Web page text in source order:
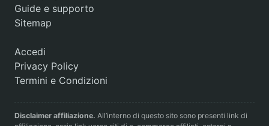
Guide e supporto
Sitemap
Accedi
Privacy Policy
Termini e Condizioni